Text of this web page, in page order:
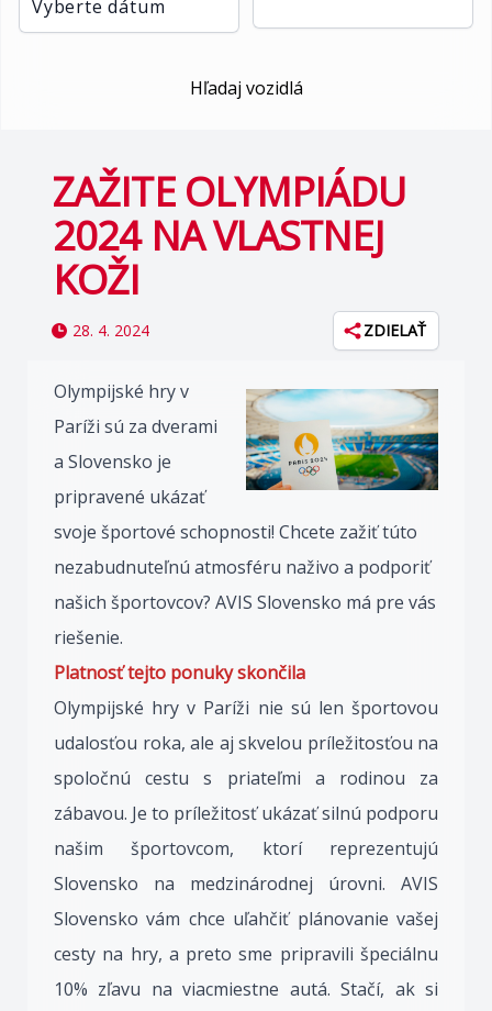
Vyberte dátum
Hľadaj vozidlá
ZAŽITE OLYMPIÁDU
2024 NA VLASTNEJ
KOŽI
28. 4. 2024 ZDIELAŤ
Olympijské hry v
Paríži sú za dverami
a Slovensko je
pripravené ukázať
svoje športové schopnosti! Chcete zažiť túto
nezabudnuteľnú atmosféru naživo a podporiť
našich športovcov? AVIS Slovensko má pre vás
riešenie.
Platnosť tejto ponuky skončila
Olympijské hry v Paríži nie sú len športovou
udalosťou roka, ale aj skvelou príležitosťou na
spoločnú cestu s priateľmi a rodinou za
zábavou. Je to príležitosť ukázať silnú podporu
našim športovcom, ktorí reprezentujú
Slovensko na medzinárodnej úrovni. AVIS
Slovensko vám chce uľahčiť plánovanie vašej
cesty na hry, a preto sme pripravili špeciálnu
10% zľavu na viacmiestne autá. Stačí, ak si